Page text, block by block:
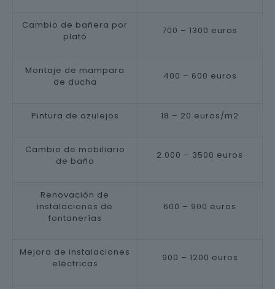
Cambio de bañera por
plató
700 – 1300 euros
Montaje de mampara
de ducha
400 – 600 euros
Pintura de azulejos 18 – 20 euros/m2
Cambio de mobiliario
de baño
2.000 – 3500 euros
Renovación de
instalaciones de
fontanerías
600 – 900 euros
Mejora de instalaciones
eléctricas
900 – 1200 euros